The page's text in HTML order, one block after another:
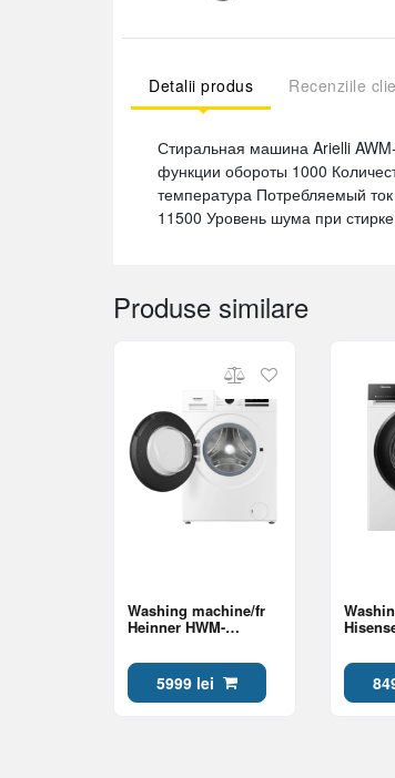
Detalii produs Recenziile
Стиральная машина Arielli
функции обороты 1000
температура Потребляемый
11500 Уровень шума при
Produse similare
Washing machine/fr
Heinner HWM-
A
5999 lei
A